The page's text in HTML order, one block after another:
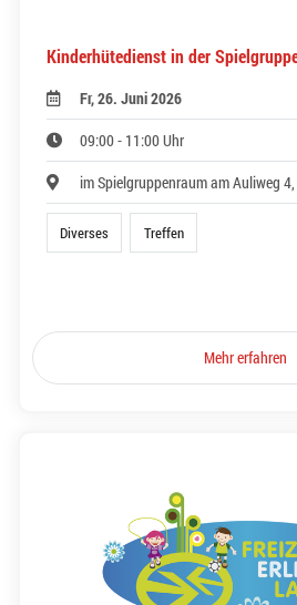
Kinderhütedienst in der
Fr, 26. Juni 2026
09:00 - 11:00 Uhr
im Spielgruppenraum am Auliweg
Diverses Treffen
Mehr erfahren